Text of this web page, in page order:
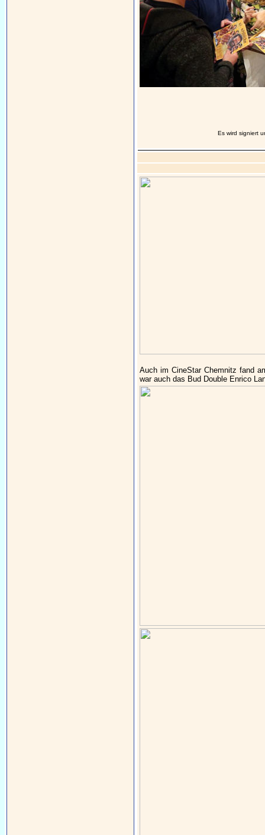
Es wird signiert
Auch im CineStar Chemnitz fand
war auch das Bud Double Enrico